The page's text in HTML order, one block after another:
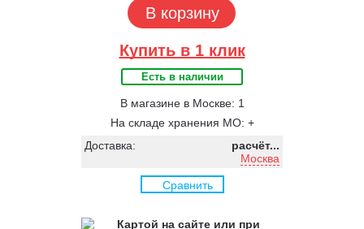
В корзину
Купить в 1 клик
Есть в наличии
В магазине в Москве: 1
На складе хранения МО: +
Доставка:
расчёт...
Москва
Сравнить